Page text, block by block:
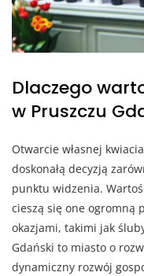
Dlaczego
w Pruszczu
Otwarcie własnej
doskonałą decyzją
punktu widzenia.
cieszą się one ogromną
okazjami, takimi jak
Gdański to miasto o
dynamiczny rozwój